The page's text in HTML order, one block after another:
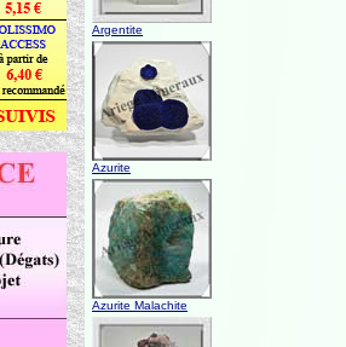
Argentite
Azurite
Azurite Malachite